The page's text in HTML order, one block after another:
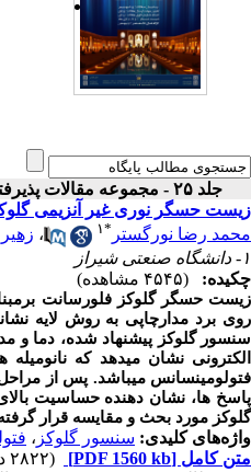
جلد ۲۵ - مجموعه مقالات پذیرفته و ارائه شده در بیست و پنجمین کنفرانس اپتیک و فوتونیک ایران
زیست حسگر نوری غیر آنزیمی
محمد رضا نورگستر *۱ ،
۱- دانشگاه صنعتی شیراز
چکیده:
(۴۵۴۵ مشاهده)
زیست حسگرگلوکز فلورسانت
روی برد مدارچاپی به روش لایه
سنسور گلوکز پیشنهاد شده، دما و
الکترونی نشان میدهد که
فتولومینسانس میباشد. پس از
پاسخ ها، نشان دهنده حساسیت
گلوکز مورد بحث و مقایسه قرار
واژه‌های کلیدی: سنسور گلوکز ،
متن کامل [PDF 1560 kb]
(۲۸۲۲ دریافت)